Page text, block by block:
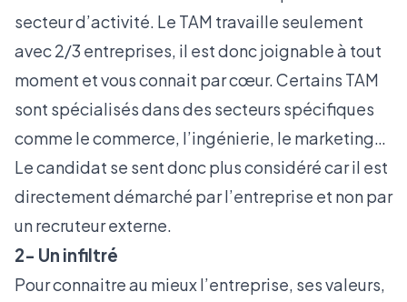
secteur d’activité. Le TAM travaille seulement
avec 2/3 entreprises, il est donc joignable à tout
moment et vous connait par cœur. Certains TAM
sont spécialisés dans des secteurs spécifiques
comme le commerce, l’ingénierie, le marketing…
Le candidat se sent donc plus considéré car il est
directement démarché par l’entreprise et non par
un recruteur externe.
2- Un infiltré
Pour connaitre au mieux l’entreprise, ses valeurs,